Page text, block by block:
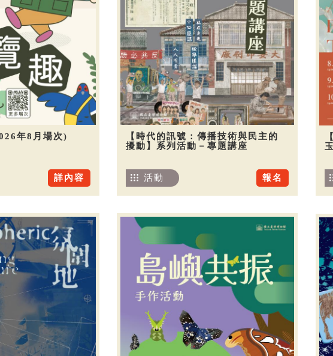
年8月場次)
詳內容
【時代的訊號：傳播技術與民主的
擾動】系列活動－專題講座
報名
活動